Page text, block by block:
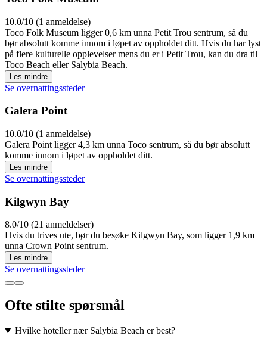
10.0/10 (1 anmeldelse)
Toco Folk Museum ligger 0,6 km unna Petit Trou sentrum, så du
bør absolutt komme innom i løpet av oppholdet ditt. Hvis du har lyst
på flere kulturelle opplevelser mens du er i Petit Trou, kan du dra til
Toco Beach eller Salybia Beach.
Les mindre
Se overnattingssteder
Galera Point
10.0/10 (1 anmeldelse)
Galera Point ligger 4,3 km unna Toco sentrum, så du bør absolutt
komme innom i løpet av oppholdet ditt.
Les mindre
Se overnattingssteder
Kilgwyn Bay
8.0/10 (21 anmeldelser)
Hvis du trives ute, bør du besøke Kilgwyn Bay, som ligger 1,9 km
unna Crown Point sentrum.
Les mindre
Se overnattingssteder
Ofte stilte spørsmål
Hvilke hoteller nær Salybia Beach er best?